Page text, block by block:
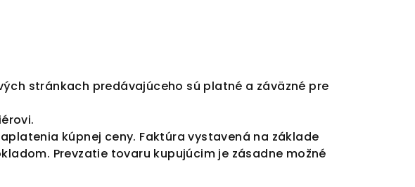
stránkach predávajúceho sú platné a záväzné pre
kúpnej ceny. Faktúra vystavená na základe
Prevzatie tovaru kupujúcim je zásadne možné